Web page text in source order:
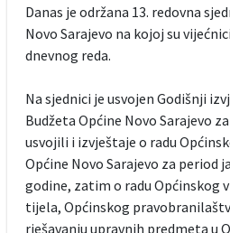
Danas je održana 13. redovna
Novo Sarajevo na kojoj su
dnevnog reda.
Na sjednici je usvojen Godišnji
Budžeta Općine Novo Sarajevo
usvojili i izvještaje o radu
Općine Novo Sarajevo za period
godine, zatim o radu Općinskog
tijela, Općinskog
rješavanju upravnih predmeta u